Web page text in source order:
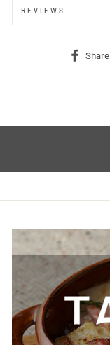
REVIEWS
Share